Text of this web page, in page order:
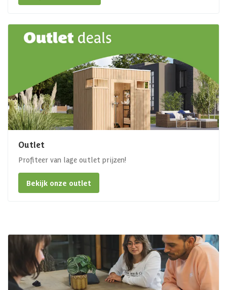
Outlet
Profiteer van lage outlet prijzen!
Bekijk onze outlet